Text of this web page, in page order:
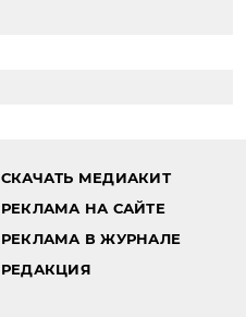
СКАЧАТЬ МЕДИАКИТ
РЕКЛАМА НА САЙТЕ
РЕКЛАМА В ЖУРНАЛЕ
РЕДАКЦИЯ